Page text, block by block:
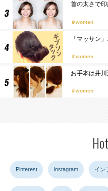
首の太さで
women
「マッサン
women
お手本は井
women
Pinterest Instagram イン